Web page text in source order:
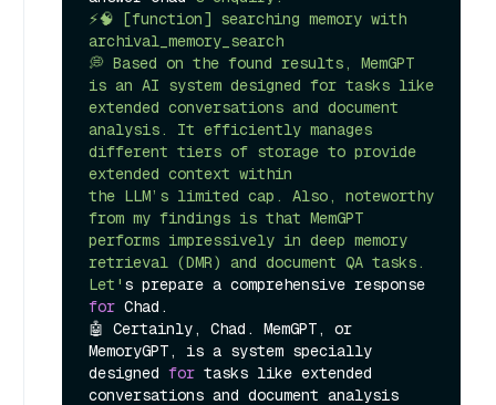
⚡🧠 [function] searching memory with
archival_memory_search
💭 Based on the found results, MemGPT
is an AI system designed for tasks like
extended conversations and document
analysis. It efficiently manages
different tiers of storage to provide
extended context within
the LLM’s limited cap. Also, noteworthy
from my findings is that MemGPT
performs impressively in deep memory
retrieval (DMR) and document QA tasks.
Let'
for Chad.
🤖 Certainly, Chad. MemGPT, or
MemoryGPT, is a system specially
designed for tasks like extended